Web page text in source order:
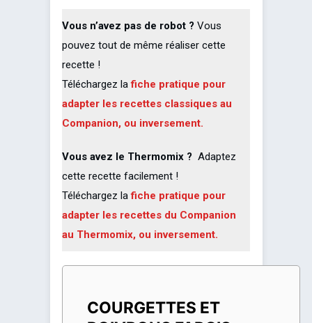
Vous n’avez pas de robot ? Vous
pouvez tout de même réaliser cette
recette !
Téléchargez lafiche pratique pour
adapter les recettes classiques au
Companion, ou inversement.
Vous avez le Thermomix ? Adaptez
cette recette facilement !
Téléchargez lafiche pratique pour
adapter les recettes du Companion
au Thermomix, ou inversement.
COURGETTES ET